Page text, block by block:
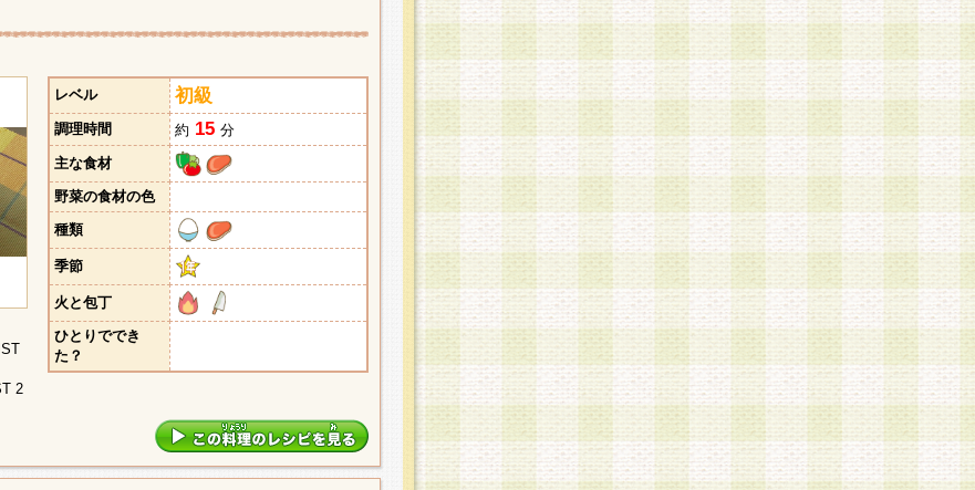
2
レベル 初級
調理時間 約 15 分
主な食材
野菜の食材の色
種類
季節
火と包丁
ひとりででき
た？